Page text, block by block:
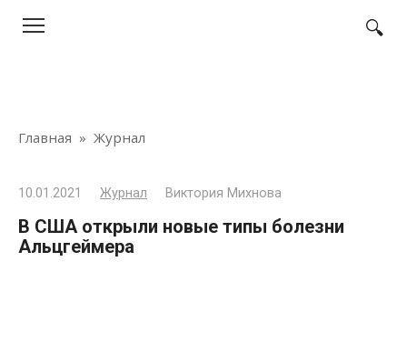
Главная » Журнал
10.01.2021 Журнал Виктория Михнова
В США открыли новые типы болезни
Альцгеймера